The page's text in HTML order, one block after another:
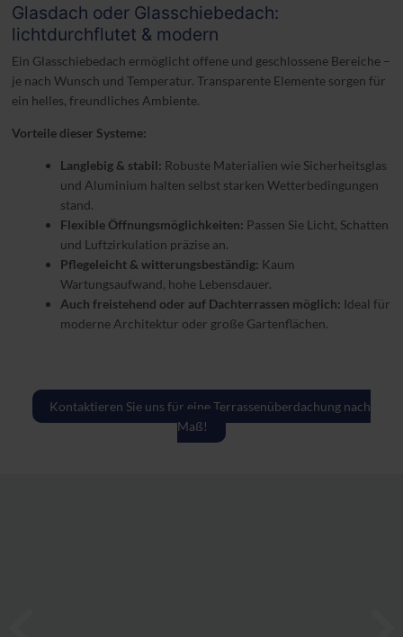
Glasdach oder Glasschiebedach:
lichtdurchflutet & modern
Ein Glasschiebedach ermöglicht offene und geschlossene Bereiche –
je nach Wunsch und Temperatur. Transparente Elemente sorgen für
ein helles, freundliches Ambiente.
Vorteile dieser Systeme:
Langlebig & stabil: Robuste Materialien wie Sicherheitsglas
und Aluminium halten selbst starken Wetterbedingungen
stand.
Flexible Öffnungsmöglichkeiten: Passen Sie Licht, Schatten
und Luftzirkulation präzise an.
Pflegeleicht & witterungsbeständig: Kaum
Wartungsaufwand, hohe Lebensdauer.
Auch freistehend oder auf Dachterrassen möglich: Ideal für
moderne Architektur oder große Gartenflächen.
Kontaktieren Sie uns für eine Terrassenüberdachung nach
Maß!